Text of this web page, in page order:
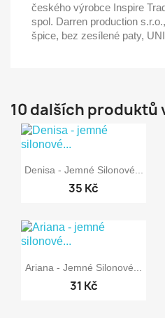
českého výrobce Inspire
spol. Darren production
špice, bez zesílené paty,
10 dalších produktů
 Rychlý náhled
Denisa - Jemné Silonové...
35 Kč
 Rychlý náhled
Ariana - Jemné Silonové...
31 Kč